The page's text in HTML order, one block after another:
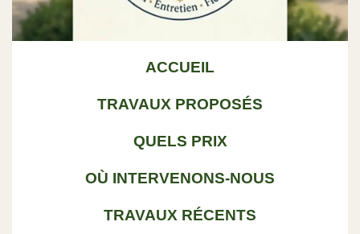
ACCUEIL
TRAVAUX PROPOSÉS
QUELS PRIX
OÙ INTERVENONS-NOUS
TRAVAUX RÉCENTS